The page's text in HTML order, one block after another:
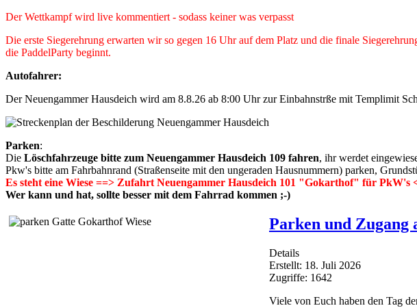
Der Wettkampf wird live kommentiert - sodass keiner was verpasst
Die erste Siegerehrung erwarten wir so gegen 16 Uhr auf dem Platz und die finale
die PaddelParty beginnt.
Autofahrer:
Der Neuengammer Hausdeich wird am 8.8.26 ab 8:00 Uhr zur Einbahnstrße mit Templimit
Parken:
Die Löschfahrzeuge bitte zum Neuengammer Hausdeich 109 fahren, ihr werdet
Pkw's bitte am Fahrbahnrand (Straßenseite mit den ungeraden Hausnummern) parken,
Es steht eine Wiese ==> Zufahrt Neuengammer Hausdeich 101 "Gokarthof" für PkW's
Wer kann und hat, sollte besser mit dem Fahrrad kommen ;-)
Parken und Zugang
Details
Erstellt: 18. Juli 2026
Zugriffe: 1642
Viele von Euch haben den Tag